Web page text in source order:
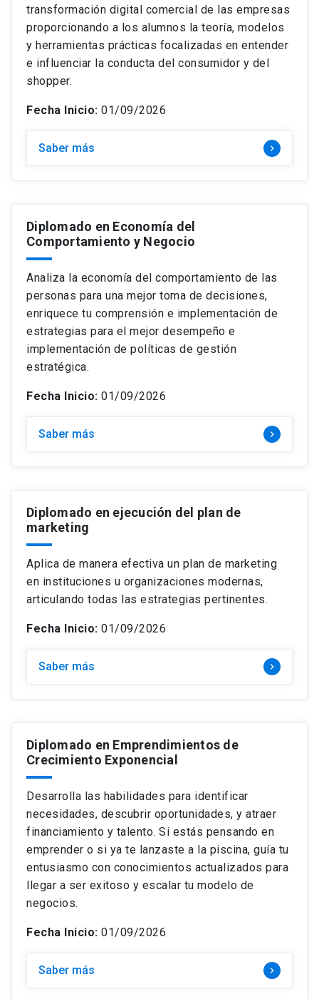
transformación digital comercial de las empresas
proporcionando a los alumnos la teoría, modelos
y herramientas prácticas focalizadas en entender
e influenciar la conducta del consumidor y del
shopper.
Fecha Inicio: 01/09/2026
Saber más keyboard_arrow_right
Diplomado en Economía del
Comportamiento y Negocio
Analiza la economía del comportamiento de las
personas para una mejor toma de decisiones,
enriquece tu comprensión e implementación de
estrategias para el mejor desempeño e
implementación de políticas de gestión
estratégica.
Fecha Inicio: 01/09/2026
Saber más keyboard_arrow_right
Diplomado en ejecución del plan de
marketing
Aplica de manera efectiva un plan de marketing
en instituciones u organizaciones modernas,
articulando todas las estrategias pertinentes.
Fecha Inicio: 01/09/2026
Saber más keyboard_arrow_right
Diplomado en Emprendimientos de
Crecimiento Exponencial
Desarrolla las habilidades para identificar
necesidades, descubrir oportunidades, y atraer
financiamiento y talento. Si estás pensando en
emprender o si ya te lanzaste a la piscina, guía tu
entusiasmo con conocimientos actualizados para
llegar a ser exitoso y escalar tu modelo de
negocios.
Fecha Inicio: 01/09/2026
Saber más keyboard_arrow_right